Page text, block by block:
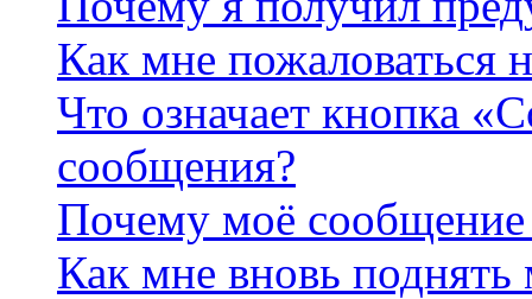
Как мне пожаловаться
Что означает кнопка
сообщения?
Почему моё сообщение
Как мне вновь